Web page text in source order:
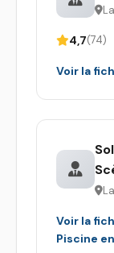
4,7(74)
Voir la
Voir la
Piscine